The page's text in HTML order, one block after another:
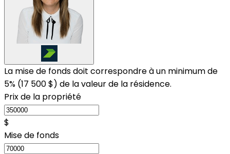
La mise de fonds doit correspondre à un minimum de
5% (17 500 $) de la valeur de la résidence.
Prix de la propriété
$
Mise de fonds